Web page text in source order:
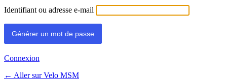
Identifiant ou adresse e-mail
Connexion
← Aller sur Velo MSM